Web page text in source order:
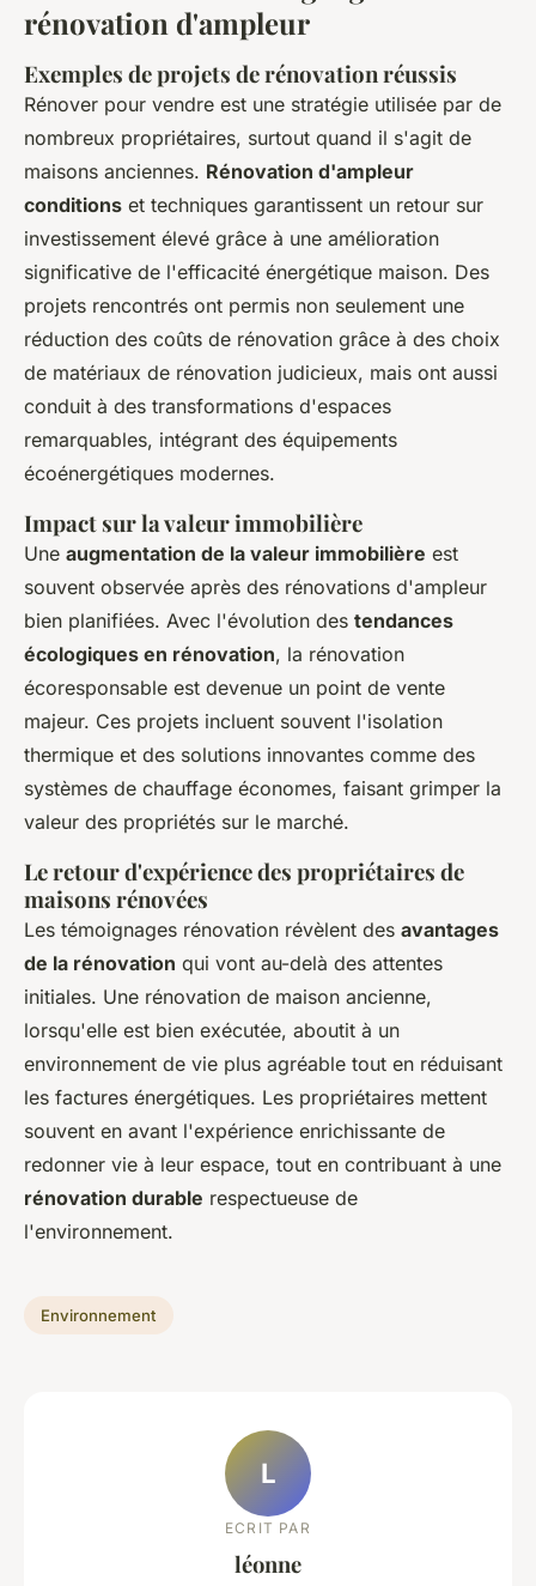
rénovation d'ampleur
Exemples de projets de rénovation réussis
Rénover pour vendre est une stratégie utilisée par de
nombreux propriétaires, surtout quand il s'agit de
maisons anciennes. Rénovation d'ampleur
conditions et techniques garantissent un retour sur
investissement élevé grâce à une amélioration
significative de l'efficacité énergétique maison. Des
projets rencontrés ont permis non seulement une
réduction des coûts de rénovation grâce à des choix
de matériaux de rénovation judicieux, mais ont aussi
conduit à des transformations d'espaces
remarquables, intégrant des équipements
écoénergétiques modernes.
Impact sur la valeur immobilière
Une augmentation de la valeur immobilière est
souvent observée après des rénovations d'ampleur
bien planifiées. Avec l'évolution des tendances
écologiques en rénovation, la rénovation
écoresponsable est devenue un point de vente
majeur. Ces projets incluent souvent l'isolation
thermique et des solutions innovantes comme des
systèmes de chauffage économes, faisant grimper la
valeur des propriétés sur le marché.
Le retour d'expérience des propriétaires de
maisons rénovées
Les témoignages rénovation révèlent des avantages
de la rénovation qui vont au-delà des attentes
initiales. Une rénovation de maison ancienne,
lorsqu'elle est bien exécutée, aboutit à un
environnement de vie plus agréable tout en réduisant
les factures énergétiques. Les propriétaires mettent
souvent en avant l'expérience enrichissante de
redonner vie à leur espace, tout en contribuant à une
rénovation durable respectueuse de
l'environnement.
Environnement
L
ECRIT PAR
léonne